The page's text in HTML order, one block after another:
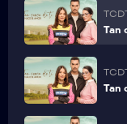
Tan
Tan